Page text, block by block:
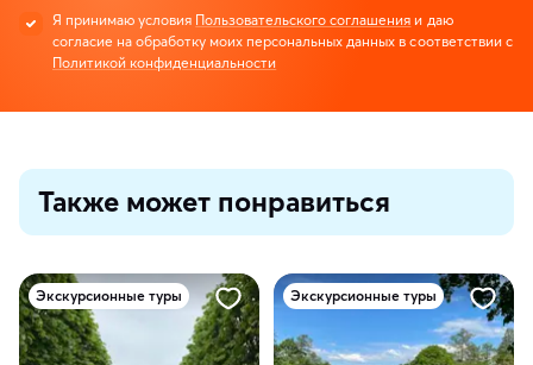
Я принимаю условия Пользовательского соглашения и даю
согласие на обработку моих персональных данных в соответствии с
Политикой конфиденциальности
Также может понравиться
Экскурсионные туры Экскурсионные туры